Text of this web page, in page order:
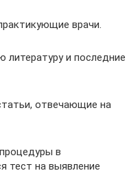
врачи.
литературу и последние
отвечающие на
в
тест на выявление